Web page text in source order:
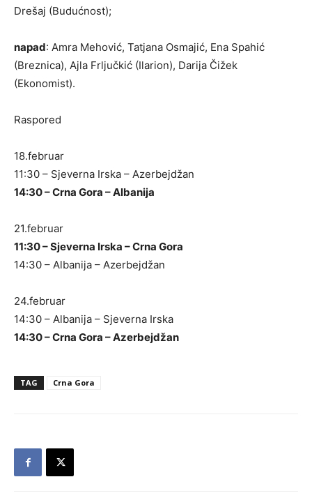
Drešaj (Budućnost);
napad: Amra Mehović, Tatjana Osmajić, Ena Spahić
(Breznica), Ajla Frljučkić (Ilarion), Darija Čižek
(Ekonomist).
Raspored
18.februar
11:30 – Sjeverna Irska – Azerbejdžan
14:30 – Crna Gora – Albanija
21.februar
11:30 – Sjeverna Irska – Crna Gora
14:30 – Albanija – Azerbejdžan
24.februar
14:30 – Albanija – Sjeverna Irska
14:30 – Crna Gora – Azerbejdžan
TAG Crna Gora